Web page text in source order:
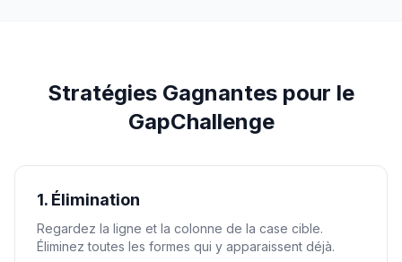
Stratégies Gagnantes pour le
GapChallenge
1. Élimination
Regardez la ligne et la colonne de la case cible.
Éliminez toutes les formes qui y apparaissent déjà.